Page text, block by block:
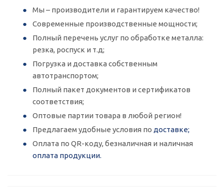
Мы – производители и гарантируем качество!
Современные производственные мощности;
Полный перечень услуг по обработке металла:
резка, роспуск и т.д;
Погрузка и доставка собственным
автотранспортом;
Полный пакет документов и сертификатов
соответствия;
Оптовые партии товара в любой регион!
Предлагаем удобные условия по доставке;
Оплата по QR-коду, безналичная и наличная
оплата продукции.